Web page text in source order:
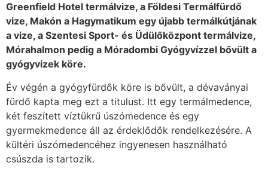
Greenfield Hotel termálvize, a Földesi Termálfürdő
vize, Makón a Hagymatikum egy újabb termálkútjának
a vize, a Szentesi Sport- és Üdülőközpont termálvize,
Mórahalmon pedig a Móradombi Gyógyvízzel bővült a
gyógyvizek köre.
Év végén a gyógyfürdők köre is bővült, a dévaványai
fürdő kapta meg ezt a titulust. Itt egy termálmedence,
két feszített víztükrű úszómedence és egy
gyermekmedence áll az érdeklődők rendelkezésére. A
kültéri úszómedencéhez ingyenesen használható
csúszda is tartozik.